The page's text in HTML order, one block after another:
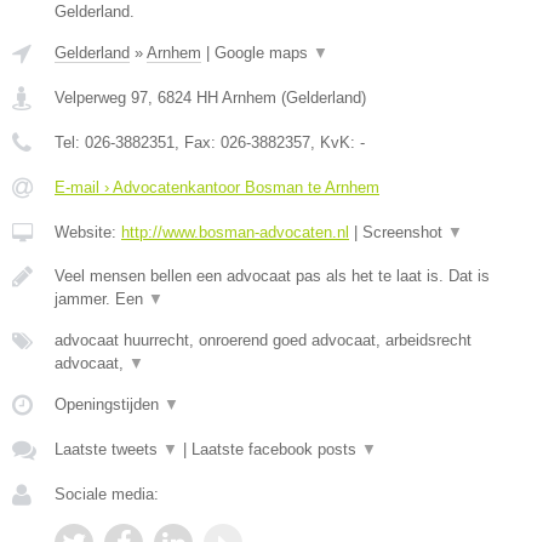
Gelderland.
Gelderland » Arnhem | Google maps ▼
Velperweg 97 6824 HH Arnhem (Gelderland)
Tel: 026-3882351 , Fax: 026-3882357 , KvK: -
E-mail › Advocatenkantoor Bosman te Arnhem
Website: http://www.bosman-advocaten.nl | Screenshot ▼
Veel mensen bellen een advocaat pas als het te laat is. Dat is
jammer. Een ▼
advocaat huurrecht, onroerend goed advocaat, arbeidsrecht
advocaat,
▼
Openingstijden ▼
Laatste tweets ▼ | Laatste facebook posts ▼
Sociale media: